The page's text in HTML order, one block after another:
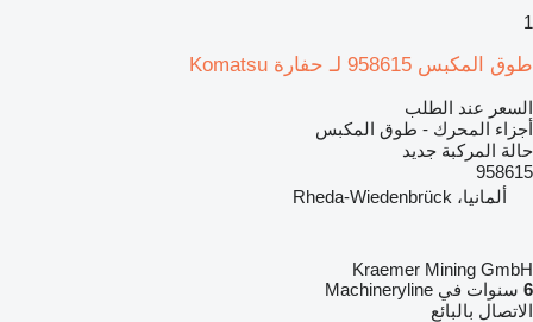
1
طوق المكبس 958615 لـ حفارة Komatsu
السعر عند الطلب
أجزاء المحرك - طوق المكبس
حالة المركبة جديد
958615
ألمانيا، Rheda-Wiedenbrück
Kraemer Mining GmbH
6 سنوات في Machineryline
الاتصال بالبائع